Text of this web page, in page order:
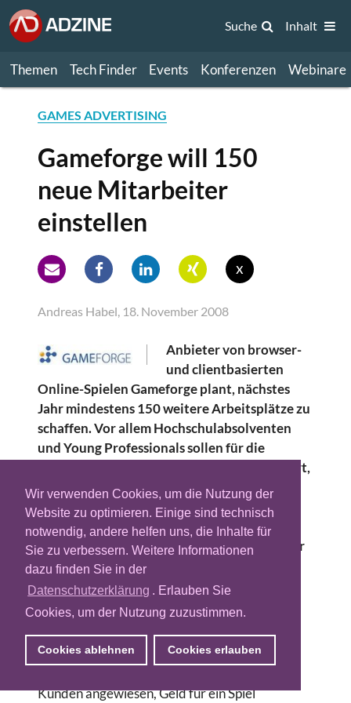
Wir verwenden Cookies, um die Nutzung der
Website zu optimieren. Einige sind technisch
notwendig, andere helfen uns, die Inhalte für
Sie zu verbessern. Weitere Informationen
dazu finden Sie in der
Datenschutzerklärung . Erlauben Sie
Cookies, um der Nutzung zuzustimmen.
Cookies ablehnen Cookies erlauben
Themen Tech Finder Events Konferenzen Webinare
Suche Inhalt
GAMES ADVERTISING
Gameforge will 150
neue Mitarbeiter
einstellen
x
Andreas Habel, 18. November 2008
Anbieter von browser-
und clientbasierten
Online-Spielen Gameforge plant, nächstes
Jahr mindestens 150 weitere Arbeitsplätze zu
schaffen. Vor allem Hochschulabsolventen
und Young Professionals sollen für die
Bereiche Grafik, Spiele-Entwicklung, Support,
Qualitätssicherung, Online-Marketing und
Produktmanagement gesucht werden. Das
Karlsruher Unternehmen rechnet mit einem
Umsatz im dreistelligen Millionenbereich für
das kommende Jahr.
”Wir gehen davon aus, dass uns die Rezession
sogar einen weiteren Wachstumsschub
verschaffen wird. Der Vorteil liegt in unserem
Geschäftsmodell. Die klassischen
Kunden angewiesen, Geld für ein Spiel